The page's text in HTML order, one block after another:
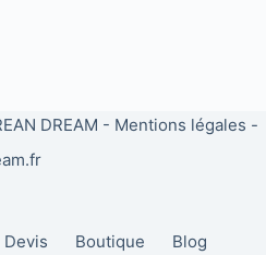
DREAM - Mentions légales -
Devis Boutique Blog